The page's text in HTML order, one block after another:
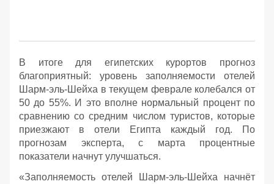
В итоге для египетских курортов прогноз
благоприятный: уровень заполняемости отелей
Шарм-эль-Шейха в текущем феврале колебался от
50 до 55%. И это вполне нормальный процент по
сравнению со средним числом туристов, которые
приезжают в отели Египта каждый год. По
прогнозам эксперта, с марта процентные
показатели начнут улучшаться.
«Заполняемость отелей Шарм-эль-Шейха начнёт